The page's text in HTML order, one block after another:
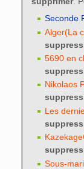
Seconde
Alger(La
‎5690 en
Nikolaos
Les
Sous-